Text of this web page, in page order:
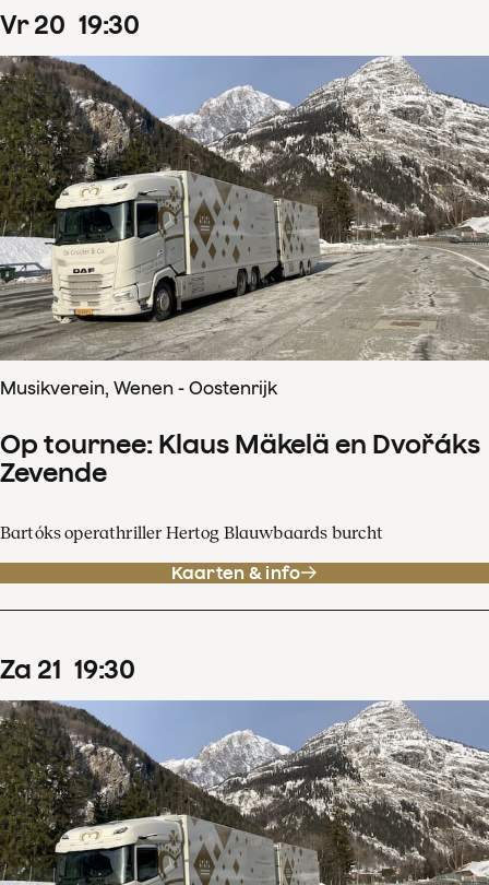
vr 20 19:30
Musikverein, Wenen - Oostenrijk
Op tournee: Klaus Mäkelä en Dvořáks
Zevende
Bartóks operathriller Hertog Blauwbaards burcht
Kaarten & info
za 21 19:30